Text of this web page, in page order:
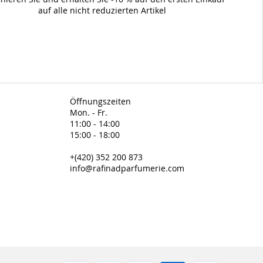
auf alle nicht reduzierten Artikel
Öffnungszeiten
Mon. - Fr.
11:00 - 14:00
15:00 - 18:00
+(420) 352 200 873
info@rafinadparfumerie.com